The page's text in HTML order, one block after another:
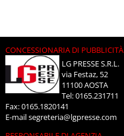
CONCESSIONARIA DI PUBBLICITÀ
LG PRESSE S.R.L.
via Festaz, 52
11100 AOSTA
Tel: 0165.231711
Fax: 0165.1820141
E-mailsegreteria@lgpresse.com